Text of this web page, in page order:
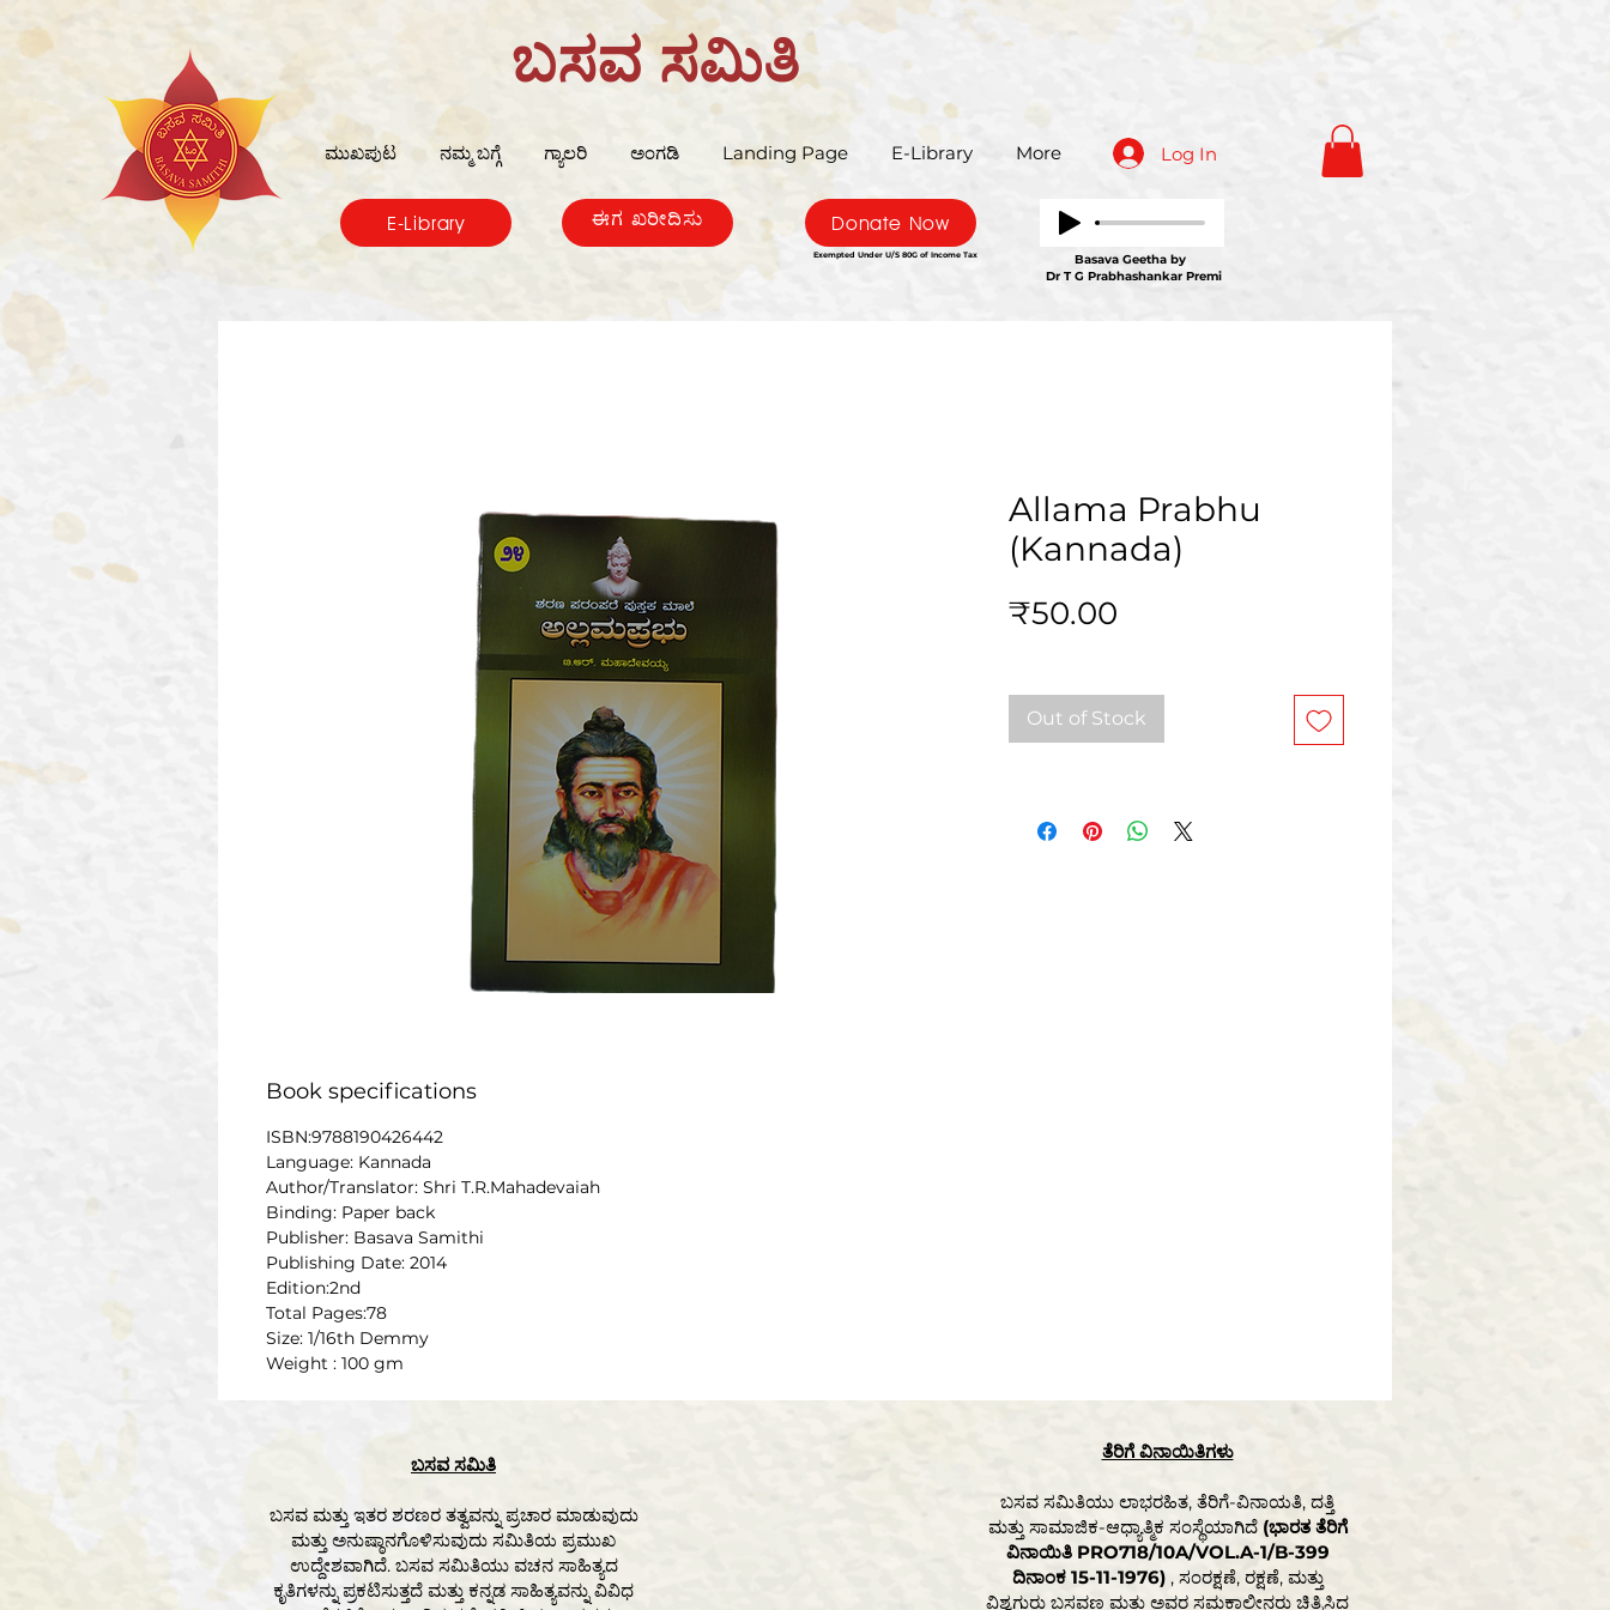
ಮುಖಪುಟ ನಮ್ಮ ಬಗ್ಗೆ ಗ್ಯಾಲರಿ ಅಂಗಡಿ Landing Page E-Library More
ಬಸವ ಸಮಿತಿ
ಈಗ ಖರೀದಿಸು Donate Now
Log In
Exempted Under U/S 80G of Income Tax
Basava Geetha by
Dr T G Prabhashankar Premi
E-Library
Allama Prabhu
(Kannada)
₹50.00
Out of Stock
Book specifications
ISBN:9788190426442
Language: Kannada
Author/Translator: Shri T.R.Mahadevaiah
Binding: Paper back
Publisher: Basava Samithi
Publishing Date: 2014
Edition:2nd
Total Pages:78
Size: 1/16th Demmy
Weight : 100 gm
ಬಸವ ಸಮಿತಿ
ಬಸವ ಮತ್ತು ಇತರ ಶರಣರ ತತ್ವವನ್ನು ಪ್ರಚಾರ ಮಾಡುವುದು
ಮತ್ತು ಅನುಷ್ಠಾನಗೊಳಿಸುವುದು ಸಮಿತಿಯ ಪ್ರಮುಖ
ಉದ್ದೇಶವಾಗಿದೆ. ಬಸವ ಸಮಿತಿಯು ವಚನ ಸಾಹಿತ್ಯದ
ಕೃತಿಗಳನ್ನು ಪ್ರಕಟಿಸುತ್ತದೆ ಮತ್ತು ಕನ್ನಡ ಸಾಹಿತ್ಯವನ್ನು ವಿವಿಧ
ತೆರಿಗೆ ವಿನಾಯಿತಿಗಳು
ಬಸವ ಸಮಿತಿಯು ಲಾಭರಹಿತ, ತೆರಿಗೆ-ವಿನಾಯತಿ, ದತ್ತಿ
ಮತ್ತು ಸಾಮಾಜಿಕ-ಆಧ್ಯಾತ್ಮಿಕ ಸಂಸ್ಥೆಯಾಗಿದೆ (ಭಾರತ ತೆರಿಗೆ
ವಿನಾಯಿತಿ PRO718/10A/VOL.A-1/B-399
ದಿನಾಂಕ 15-11-1976), ಸಂರಕ್ಷಣೆ, ರಕ್ಷಣೆ, ಮತ್ತು
ವಿಶ್ವಗುರು ಬಸವಣ್ಣ ಮತ್ತು ಅವರ ಸಮಕಾಲೀನರು ಚಿತ್ರಿಸಿದ